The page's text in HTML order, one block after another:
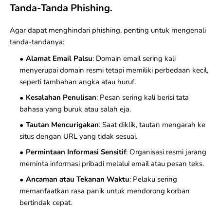
Tanda-Tanda Phishing.
Agar dapat menghindari phishing, penting untuk mengenali
tanda-tandanya:
Alamat Email Palsu: Domain email sering kali
menyerupai domain resmi tetapi memiliki perbedaan kecil,
seperti tambahan angka atau huruf.
Kesalahan Penulisan: Pesan sering kali berisi tata
bahasa yang buruk atau salah eja.
Tautan Mencurigakan: Saat diklik, tautan mengarah ke
situs dengan URL yang tidak sesuai.
Permintaan Informasi Sensitif: Organisasi resmi jarang
meminta informasi pribadi melalui email atau pesan teks.
Ancaman atau Tekanan Waktu: Pelaku sering
memanfaatkan rasa panik untuk mendorong korban
bertindak cepat.